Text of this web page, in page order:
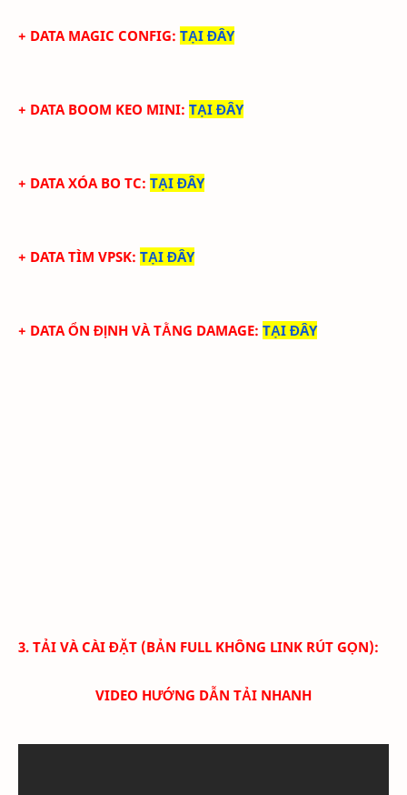
+ DATA MAGIC CONFIG: TẠI ĐÂY
+ DATA BOOM KEO MINI: TẠI ĐÂY
+ DATA XÓA BO TC: TẠI ĐÂY
+ DATA TÌM VPSK: TẠI ĐÂY
+ DATA ỔN ĐỊNH VÀ TẰNG DAMAGE: TẠI ĐÂY
3. TẢI VÀ CÀI ĐẶT (BẢN FULL KHÔNG LINK RÚT GỌN):
VIDEO HƯỚNG DẪN TẢI NHANH